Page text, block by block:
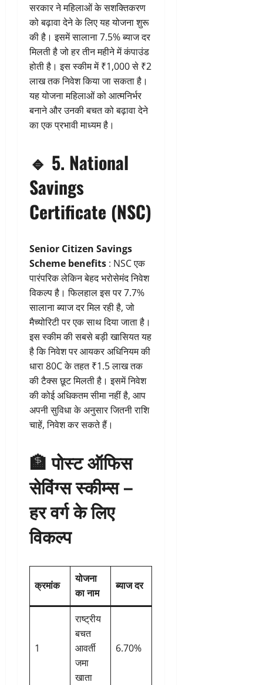
सरकार ने महिलाओं के सशक्तिकरण
को बढ़ावा देने के लिए यह योजना शुरू
की है। इसमें सालाना 7.5% ब्याज दर
मिलती है जो हर तीन महीने में कंपाउंड
होती है। इस स्कीम में ₹1,000 से ₹2
लाख तक निवेश किया जा सकता है।
यह योजना महिलाओं को आत्मनिर्भर
बनाने और उनकी बचत को बढ़ावा देने
का एक प्रभावी माध्यम है।
🔹 5. National
Savings
Certificate (NSC)
Senior Citizen Savings
Scheme benefits : NSC एक
पारंपरिक लेकिन बेहद भरोसेमंद निवेश
विकल्प है। फिलहाल इस पर 7.7%
सालाना ब्याज दर मिल रही है, जो
मैच्योरिटी पर एक साथ दिया जाता है।
इस स्कीम की सबसे बड़ी खासियत यह
है कि निवेश पर आयकर अधिनियम की
धारा 80C के तहत ₹1.5 लाख तक
की टैक्स छूट मिलती है। इसमें निवेश
की कोई अधिकतम सीमा नहीं है, आप
अपनी सुविधा के अनुसार जितनी राशि
चाहें, निवेश कर सकते हैं।
🏦पोस्ट ऑफिस
सेविंग्स स्कीम्स –
हर वर्ग के लिए
विकल्प
क्रमांक
योजना
का नाम
ब्याज दर
1
राष्ट्रीय
बचत
आवर्ती
जमा
खाता
6.70%